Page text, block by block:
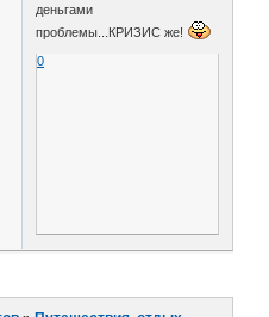
деньгами
проблемы...КРИЗИС же!
0